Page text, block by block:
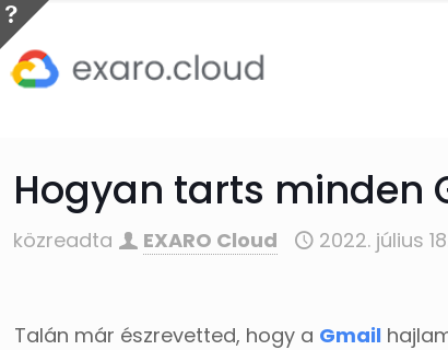
Hogyan tarts minden
közreadta EXARO Cloud 2022. július
Talán már észrevetted, hogy a Gmail